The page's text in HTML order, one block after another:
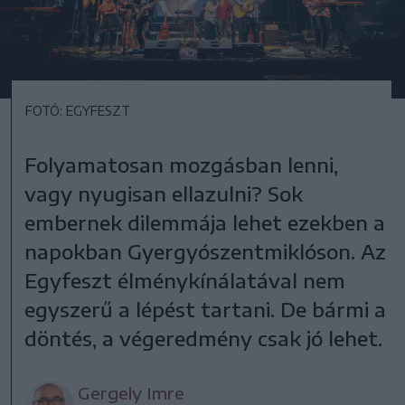
FOTÓ: EGYFESZT
Folyamatosan mozgásban lenni,
vagy nyugisan ellazulni? Sok
embernek dilemmája lehet ezekben a
napokban Gyergyószentmiklóson. Az
Egyfeszt élménykínálatával nem
egyszerű a lépést tartani. De bármi a
döntés, a végeredmény csak jó lehet.
Gergely Imre